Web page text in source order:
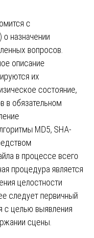
с
назначении
вопросов.
описание
их
состояние,
в обязательном
MD5, SHA-
в процессе всего
процедура является
целостности
следует первичный
с целью выявления
сцены.